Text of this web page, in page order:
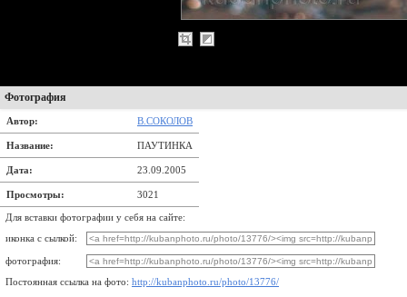
Фотография
Автор: В.СОКОЛОВ
Название: ПАУТИНКА
Дата: 23.09.2005
Просмотры: 3021
Для вставки фотографии у себя на сайте:
иконка с сылкой:
фотография:
Постоянная ссылка на фото: http://kubanphoto.ru/photo/13776/